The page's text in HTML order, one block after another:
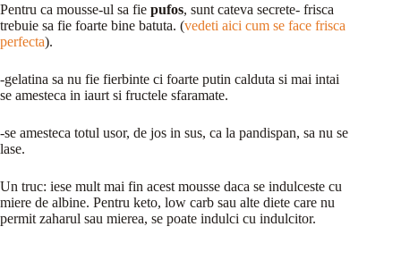
Pentru ca mousse-ul sa fie pufos, sunt cateva secrete- frisca
trebuie sa fie foarte bine batuta. (vedeti aici cum se face frisca
perfecta).
-gelatina sa nu fie fierbinte ci foarte putin calduta si mai intai
se amesteca in iaurt si fructele sfaramate.
-se amesteca totul usor, de jos in sus, ca la pandispan, sa nu se
lase.
Un truc: iese mult mai fin acest mousse daca se indulceste cu
miere de albine. Pentru keto, low carb sau alte diete care nu
permit zaharul sau mierea, se poate indulci cu indulcitor.